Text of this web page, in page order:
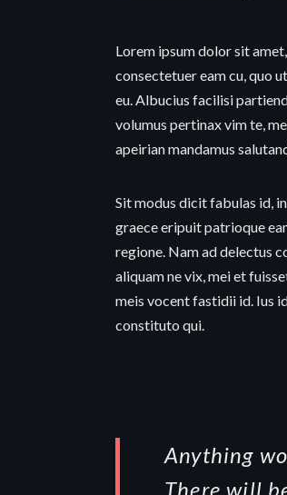
Lorem ipsum dolor sit
consectetuer eam cu, quo
eu. Albucius facilisi
volumus pertinax vim te,
apeirian mandamus
Sit modus dicit fabulas id,
graece eripuit patrioque
regione. Nam ad delectus
aliquam ne vix, mei et
meis vocent fastidii id. Ius
constituto qui.
Anything
There will